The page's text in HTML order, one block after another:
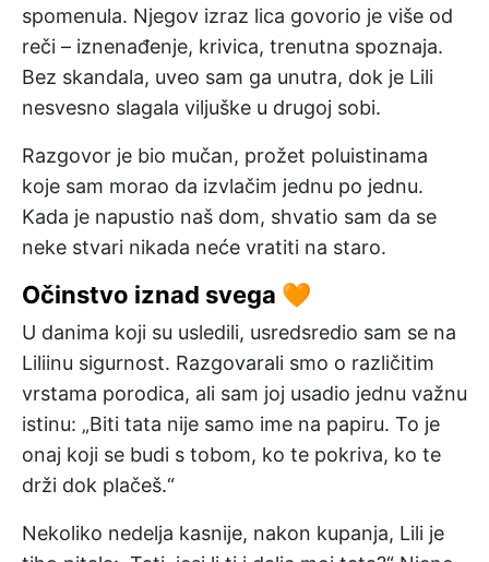
spomenula. Njegov izraz lica govorio je više od
reči – iznenađenje, krivica, trenutna spoznaja.
Bez skandala, uveo sam ga unutra, dok je Lili
nesvesno slagala viljuške u drugoj sobi.
Razgovor je bio mučan, prožet poluistinama
koje sam morao da izvlačim jednu po jednu.
Kada je napustio naš dom, shvatio sam da se
neke stvari nikada neće vratiti na staro.
Očinstvo iznad svega 🧡
U danima koji su usledili, usredsredio sam se na
Liliinu sigurnost. Razgovarali smo o različitim
vrstama porodica, ali sam joj usadio jednu važnu
istinu: „Biti tata nije samo ime na papiru. To je
onaj koji se budi s tobom, ko te pokriva, ko te
drži dok plačeš.“
Nekoliko nedelja kasnije, nakon kupanja, Lili je